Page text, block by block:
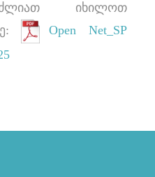
იხილოთ
Open Net_SP